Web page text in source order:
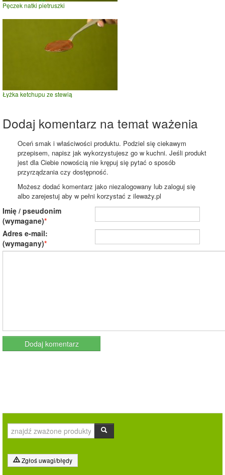
Pęczek natki pietruszki
Łyżka ketchupu ze stewią
Dodaj komentarz na temat ważenia
Oceń smak i właściwości produktu. Podziel się ciekawym
przepisem, napisz jak wykorzystujesz go w kuchni. Jeśli produkt
jest dla Ciebie nowością nie krępuj się pytać o sposób
przyrządzania czy dostępność.
Możesz dodać komentarz jako niezalogowany lub zaloguj się
albo zarejestuj aby w pełni korzystać z ileważy.pl
Imię / pseudonim
(wymagane)
Adres e-mail:
(wymagany)
Zgłoś uwagi/błędy